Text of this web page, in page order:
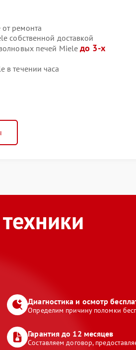
ремонта
собственной доставкой
печей Mieleдо 3-х
в течении часа
Диагностика и осмотр
Определим причину поломки
Гарантия до 12 месяцев
Составляем договор,